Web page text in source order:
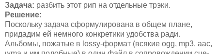
Задача: разбить этот рип на отдельные трэки.
Решение:
Поскольку задача сформулирована в общем плане,
придадим ей немного конкретики удобства ради.
Альбомы, пожатые в lossy-формат (всякие ogg, mp3, aac,